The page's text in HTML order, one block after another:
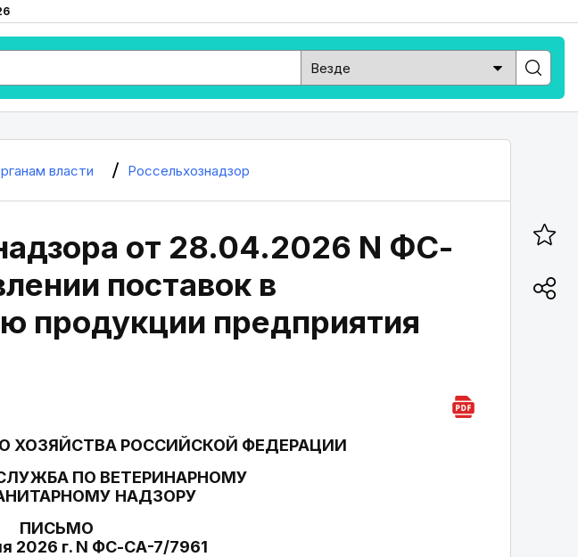
власти Россельхознадзор
от 28.04.2026 N ФС-
поставок в
продукции предприятия
ХОЗЯЙСТВА РОССИЙСКОЙ ФЕДЕРАЦИИ
ПО ВЕТЕРИНАРНОМУ
НАДЗОРУ
ПИСЬМО
2026 г. N ФС-СА-7/7961